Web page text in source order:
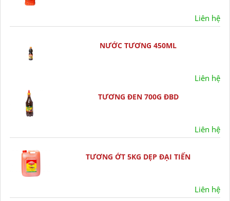
Liên hệ
NƯỚC TƯƠNG 450ML
Liên hệ
TƯƠNG ĐEN 700G ĐBD
Liên hệ
TƯƠNG ỚT 5KG DẸP ĐẠI TIẾN
Liên hệ